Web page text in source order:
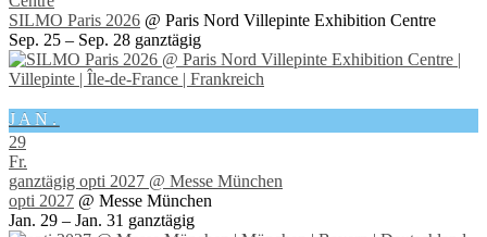
SILMO Paris 2026 @ Paris Nord Villepinte Exhibition Centre
Sep. 25 – Sep. 28 ganztägig
JAN.
29
Fr.
ganztägig opti 2027 @ Messe München
opti 2027 @ Messe München
Jan. 29 – Jan. 31 ganztägig